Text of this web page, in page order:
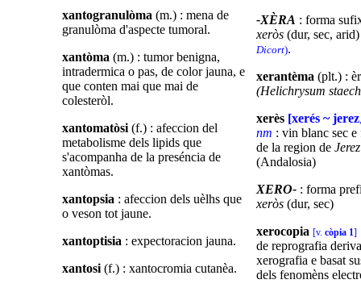
xantogranulòma (m.) : mena de
granulòma d'aspecte tumoral.
xantòma (m.) : tumor benigna,
intradermica o pas, de color jauna, e
que conten mai que mai de
colesteròl.
xantomatòsi (f.) : afeccion del
metabolisme dels lipids que
s'acompanha de la preséncia de
xantòmas.
xantopsia : afeccion dels uèlhs que
o veson tot jaune.
xantoptisia : expectoracion jauna.
xantosi (f.) : xantocromia cutanèa.
-XÈRA : forma
xeròs (dur, sec,
Dicort).
xerantèma (plt.) :
(Helichrysum
xerès [xerés ~ jerez
nm : vin blanc sec
de la region de
(Andalosia)
XERO- : forma
xeròs (dur, sec)
xerocopia [v. còpia 1]
de reprografia
xerografia e basat
dels fenomèns